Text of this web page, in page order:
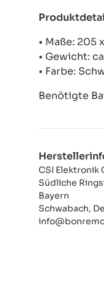
• Maße: 205
• Gewicht:
• Farbe:
Benötigte
CSI Elektronik
Südliche
Bayern
Schwabach,